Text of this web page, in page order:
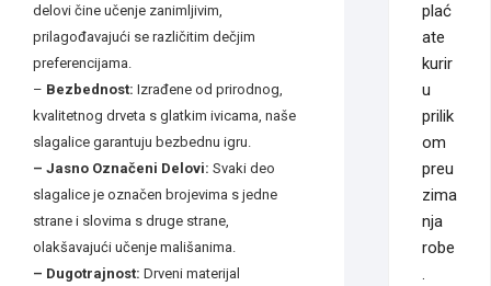
delovi čine učenje zanimljivim,
prilagođavajući se različitim dečjim
preferencijama.
– Bezbednost: Izrađene od prirodnog,
kvalitetnog drveta s glatkim ivicama, naše
slagalice garantuju bezbednu igru.
– Jasno Označeni Delovi: Svaki deo
slagalice je označen brojevima s jedne
strane i slovima s druge strane,
olakšavajući učenje mališanima.
– Dugotrajnost: Drveni materijal
plać
ate
kurir
u
prilik
om
preu
zima
nja
robe
.